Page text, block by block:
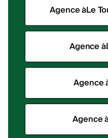
Agence àLe
Agence à
Agence
Agence